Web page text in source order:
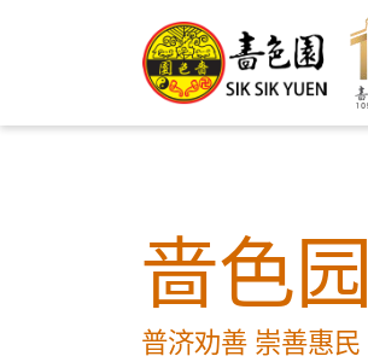
啬色园
普济劝善 崇善惠民